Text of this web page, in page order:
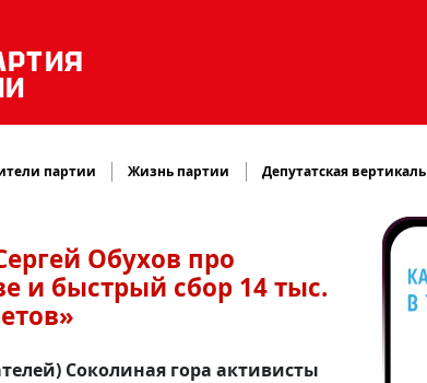
партии Жизнь партии Депутатская вертикаль
Обухов про
и быстрый сбор 14 тыс.
Соколиная гора активисты